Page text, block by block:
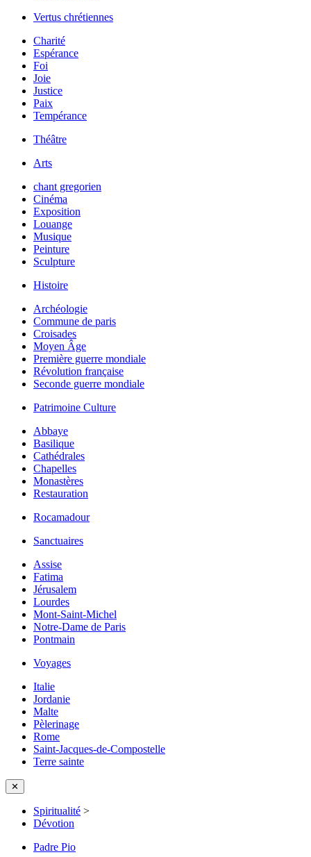
Vertus chrétiennes
Charité
Espérance
Foi
Joie
Justice
Paix
Tempérance
Théâtre
Arts
chant gregorien
Cinéma
Exposition
Louange
Musique
Peinture
Sculpture
Histoire
Archéologie
Commune de paris
Croisades
Moyen Âge
Première guerre mondiale
Révolution française
Seconde guerre mondiale
Patrimoine Culture
Abbaye
Basilique
Cathédrales
Chapelles
Monastères
Restauration
Rocamadour
Sanctuaires
Assise
Fatima
Jérusalem
Lourdes
Mont-Saint-Michel
Notre-Dame de Paris
Pontmain
Voyages
Italie
Jordanie
Malte
Pèlerinage
Rome
Saint-Jacques-de-Compostelle
Terre sainte
✕
Spiritualité >
Dévotion
Padre Pio